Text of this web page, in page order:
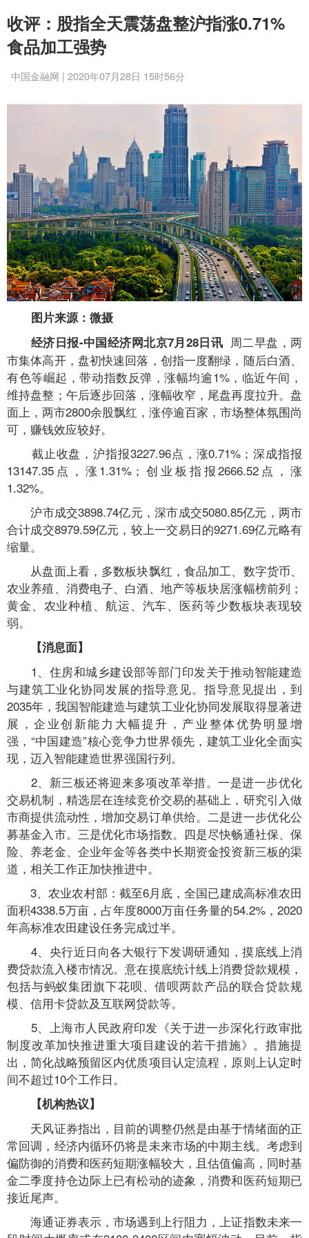
收评：股指全天震荡盘整沪指涨0.71%
食品加工强势
中国金融网 | 2020年07月28日 15时56分
图片来源：微摄
经济日报-中国经济网北京7月28日讯 周二早盘，两
市集体高开，盘初快速回落，创指一度翻绿，随后白酒、
有色等崛起，带动指数反弹，涨幅均逾1%，临近午间，
维持盘整；午后逐步回落，涨幅收窄，尾盘再度拉升。盘
面上，两市2800余股飘红，涨停逾百家，市场整体氛围尚
可，赚钱效应较好。
截止收盘，沪指报3227.96点，涨0.71%；深成指报
13147.35点，涨1.31%；创业板指报2666.52点，涨
1.32%。
沪市成交3898.74亿元，深市成交5080.85亿元，两市
合计成交8979.59亿元，较上一交易日的9271.69亿元略有
缩量。
从盘面上看，多数板块飘红，食品加工、数字货币、
农业养殖、消费电子、白酒、地产等板块居涨幅榜前列；
黄金、农业种植、航运、汽车、医药等少数板块表现较
弱。
【消息面】
1、住房和城乡建设部等部门印发关于推动智能建造
与建筑工业化协同发展的指导意见。指导意见提出，到
2035年，我国智能建造与建筑工业化协同发展取得显著进
展，企业创新能力大幅提升，产业整体优势明显增
强，“中国建造”核心竞争力世界领先，建筑工业化全面实
现，迈入智能建造世界强国行列。
2、新三板还将迎来多项改革举措。一是进一步优化
交易机制，精选层在连续竞价交易的基础上，研究引入做
市商提供流动性，增加交易订单供给。二是进一步优化公
募基金入市。三是优化市场指数。四是尽快畅通社保、保
险、养老金、企业年金等各类中长期资金投资新三板的渠
道，相关工作正加快推进中。
3、农业农村部：截至6月底，全国已建成高标准农田
面积4338.5万亩，占年度8000万亩任务量的54.2%，2020
年高标准农田建设任务完成过半。
4、央行近日向各大银行下发调研通知，摸底线上消
费贷款流入楼市情况。意在摸底统计线上消费贷款规模，
包括与蚂蚁集团旗下花呗、借呗两款产品的联合贷款规
模、信用卡贷款及互联网贷款等。
5、上海市人民政府印发《关于进一步深化行政审批
制度改革加快推进重大项目建设的若干措施》。措施提
出，简化战略预留区内优质项目认定流程，原则上认定时
间不超过10个工作日。
【机构热议】
天风证券指出，目前的调整仍然是由基于情绪面的正
常回调，经济内循环仍将是未来市场的中期主线。考虑到
偏防御的消费和医药短期涨幅较大，且估值偏高，同时基
金二季度持仓边际上已有松动的迹象，消费和医药短期已
接近尾声。
海通证券表示，市场遇到上行阻力，上证指数未来一